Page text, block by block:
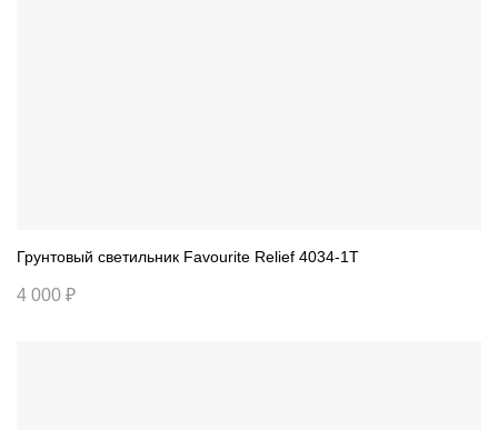
Грунтовый светильник Favourite Relief 4034-1T
4 000 ₽